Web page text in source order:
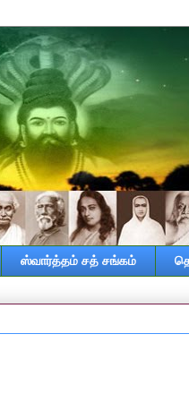
ஸ்வார்த்தம் சத் சங்கம்